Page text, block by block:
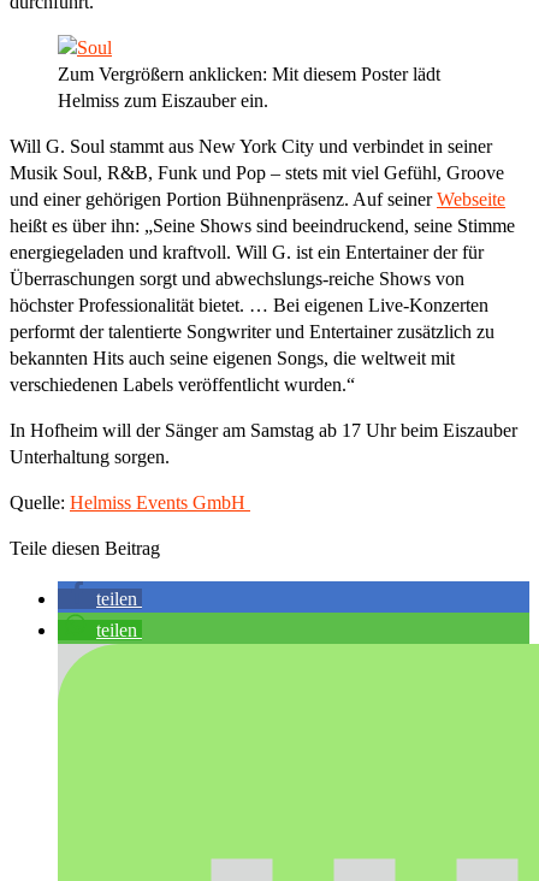
Zum Vergrößern anklicken: Mit diesem Poster lädt
Helmiss zum Eiszauber ein.
Will G. Soul stammt aus New York City und verbindet in seiner
Musik Soul, R&B, Funk und Pop – stets mit viel Gefühl, Groove
und einer gehörigen Portion Bühnenpräsenz. Auf seinerWebseite
heißt es über ihn: „Seine Shows sind beeindruckend, seine Stimme
energiegeladen und kraftvoll. Will G. ist ein Entertainer der für
Überraschungen sorgt und abwechslungs-reiche Shows von
höchster Professionalität bietet. … Bei eigenen Live-Konzerten
performt der talentierte Songwriter und Entertainer zusätzlich zu
bekannten Hits auch seine eigenen Songs, die weltweit mit
verschiedenen Labels veröffentlicht wurden.“
In Hofheim will der Sänger am Samstag ab 17 Uhr beim Eiszauber
Unterhaltung sorgen.
Quelle: Helmiss Events GmbH
Teile diesen Beitrag
teilen
teilen